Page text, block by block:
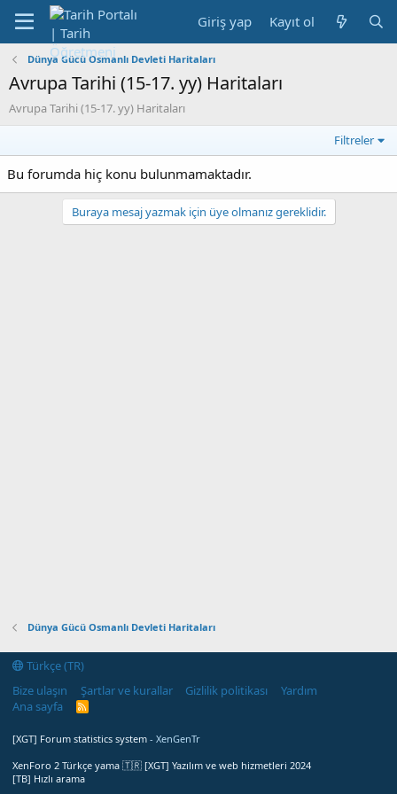
Giriş yap Kayıt ol
Dünya Gücü Osmanlı Devleti Haritaları
Avrupa Tarihi (15-17. yy) Haritaları
Avrupa Tarihi (15-17. yy) Haritaları
Filtreler
Bu forumda hiç konu bulunmamaktadır.
Buraya mesaj yazmak için üye olmanız gereklidir.
Dünya Gücü Osmanlı Devleti Haritaları
Türkçe (TR)
Bize ulaşın
Şartlar ve kurallar Gizlilik politikası
Yardım
Ana sayfa
R
[XGT] Forum statistics system - XenGenTr
XenForo 2 Türkçe yama 🇹🇷 [XGT] Yazılım ve web hizmetleri 2024
[TB] Hızlı arama